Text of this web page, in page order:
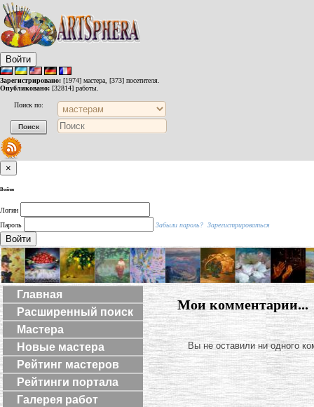
Войти
Зарегистрировано: [1974] мастера, [373] посетителя.
Опубликовано: [32814] работы.
Поиск по:
×
Войти
Логин
Пароль
Забыли пароль? Зарегистрироваться
Войти
Главная
Расширенный поиск
Мастера
Новые мастера
Рейтинг мастеров
Рейтинги портала
Галерея работ
Мои комментарии...
Вы не оставили ни одного